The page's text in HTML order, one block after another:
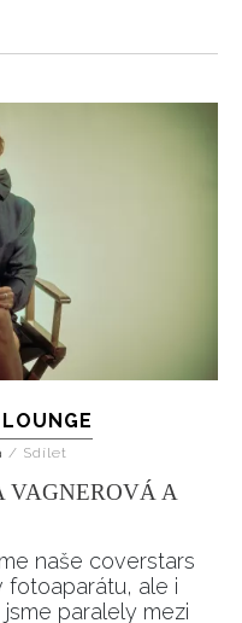
/ Sdílet
A
naše coverstars
fotoaparátu, ale i
paralely mezi